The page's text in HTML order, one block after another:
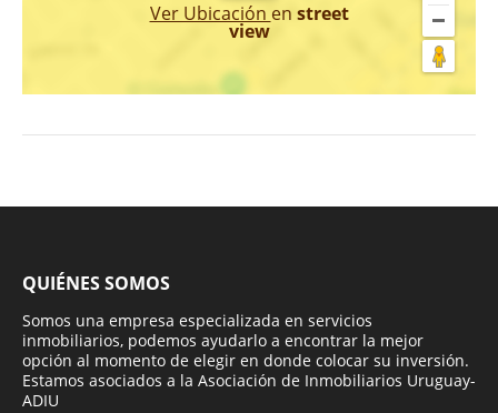
Ver Ubicación en street
view
QUIÉNES SOMOS
Somos una empresa especializada en servicios
inmobiliarios, podemos ayudarlo a encontrar la mejor
opción al momento de elegir en donde colocar su inversión.
Estamos asociados a la Asociación de Inmobiliarios Uruguay-
ADIU